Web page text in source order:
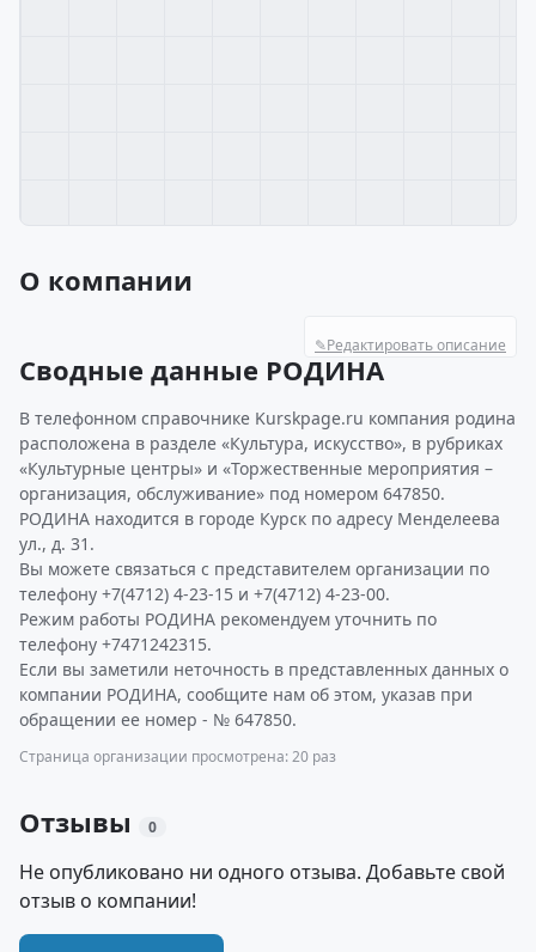
О компании
✎Редактировать описание
Сводные данные РОДИНА
В телефонном справочнике Kurskpage.ru компания родина
расположена в разделе «Культура, искусство», в рубриках
«Культурные центры» и «Торжественные мероприятия –
организация, обслуживание» под номером 647850.
РОДИНА находится в городе Курск по адресу Менделеева
ул., д. 31.
Вы можете связаться с представителем организации по
телефону +7(4712) 4-23-15 и +7(4712) 4-23-00.
Режим работы РОДИНА рекомендуем уточнить по
телефону +7471242315.
Если вы заметили неточность в представленных данных о
компании РОДИНА, сообщите нам об этом, указав при
обращении ее номер - № 647850.
Страница организации просмотрена: 20 раз
Отзывы 0
Не опубликовано ни одного отзыва. Добавьте свой
отзыв о компании!